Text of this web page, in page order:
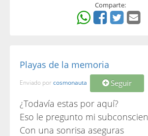
Comparte:
Playas de la memoria
Enviado por cosmonauta Seguir
¿Todavía estas por aquí?
Eso le pregunto mi
Con una sonrisa aseguras